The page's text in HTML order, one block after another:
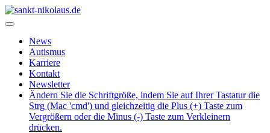
News
Autismus
Karriere
Kontakt
Newsletter
Ändern Sie die Schriftgröße, indem Sie auf Ihrer Tastatur die
Strg (Mac 'cmd') und gleichzeitig die Plus (+) Taste zum
Vergrößern oder die Minus (-) Taste zum Verkleinern
drücken.